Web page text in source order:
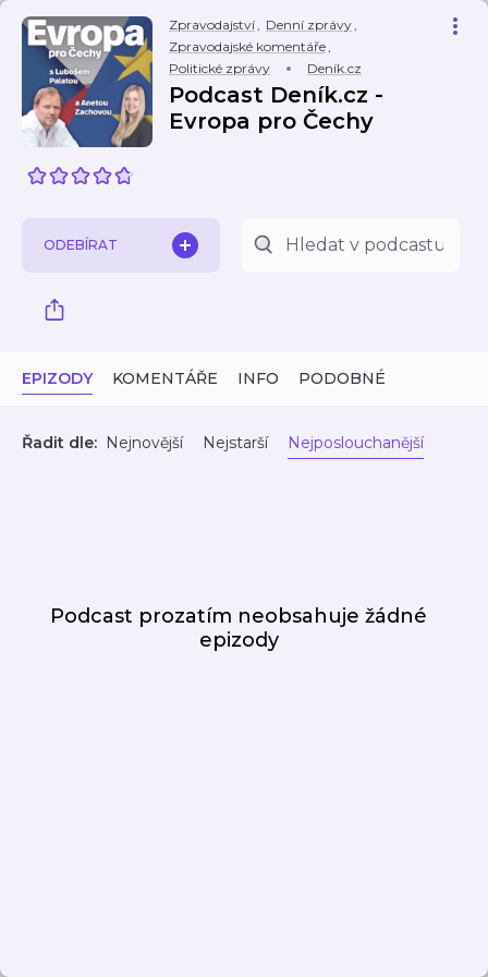
Zpravodajství, Denní zprávy,
Zpravodajské komentáře,
Politické zprávy
Deník.cz
Podcast Deník.cz -
Evropa pro Čechy
ODEBÍRAT
EPIZODY KOMENTÁŘE INFO PODOBNÉ
Řadit dle: Nejnovější Nejstarší Nejposlouchanější
Podcast prozatím neobsahuje žádné
epizody